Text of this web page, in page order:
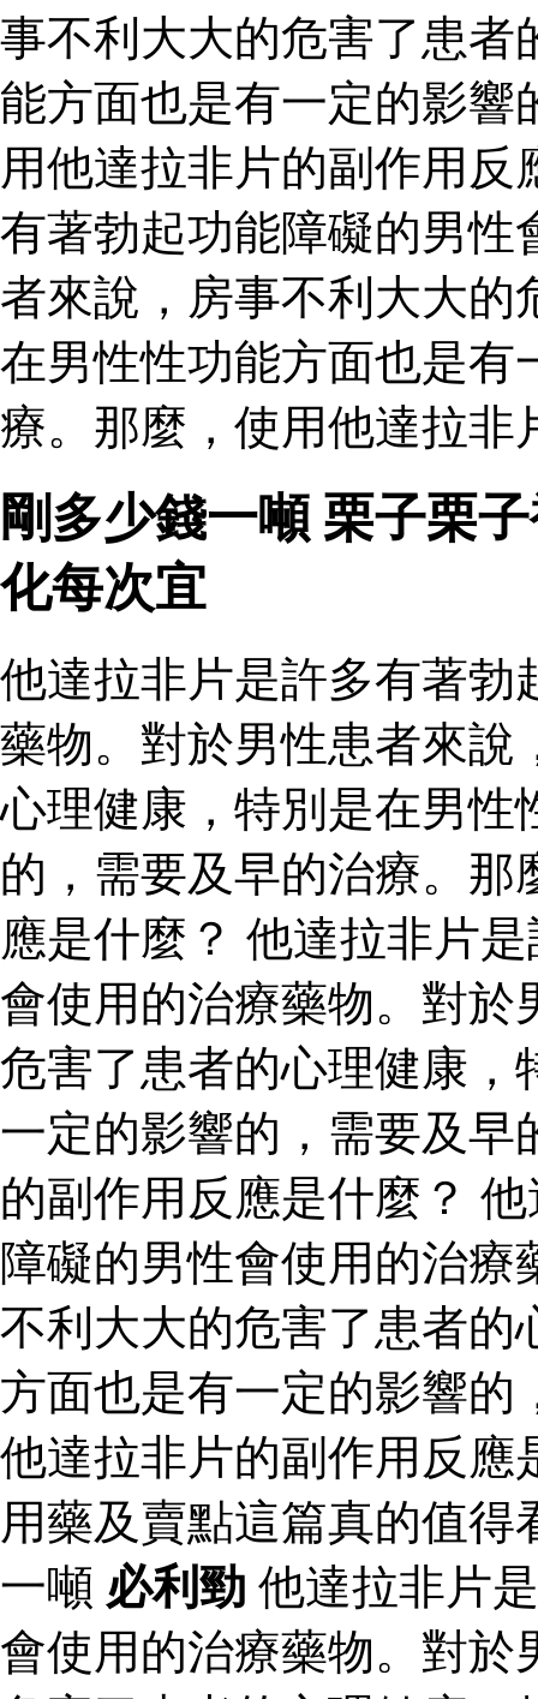
事不利大大的危害了患者
能方面也是有一定的影響
用他達拉非片的副作用
有著勃起功能障礙的男性
者來說，房事不利大大的
在男性性功能方面也是有
療。那麼，使用他達拉非
剛多少錢一噸 栗子栗
化每次宜
他達拉非片是許多有著勃
藥物。對於男性患者來說
心理健康，特別是在男性
的，需要及早的治療。
應是什麼？ 他達拉非片
會使用的治療藥物。對於
危害了患者的心理健康，
一定的影響的，需要及早
的副作用反應是什麼？
障礙的男性會使用的治
不利大大的危害了患者的
方面也是有一定的影響的
他達拉非片的副作用反應
用藥及賣點這篇真的值
一噸 必利勁 他達拉非片
會使用的治療藥物。對於